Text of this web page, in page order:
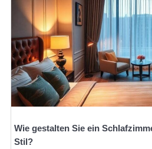
Wie gestalten Sie ein
Stil?